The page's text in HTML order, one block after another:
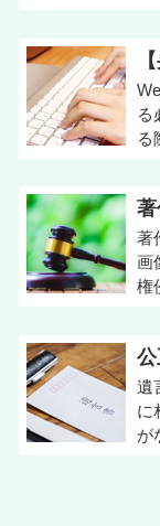
る
る
著
画
権
遺
に
が